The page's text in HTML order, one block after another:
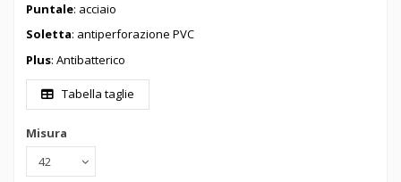
Puntale: acciaio
Soletta: antiperforazione PVC
Plus: Antibatterico
Tabella taglie
Misura